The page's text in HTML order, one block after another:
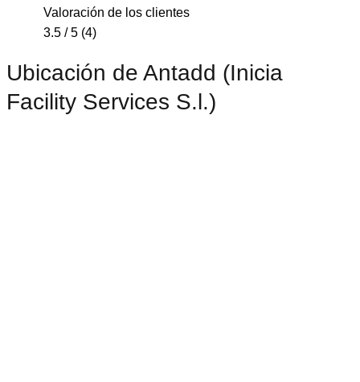
Valoración de los clientes
3.5 / 5 (4)
Ubicación de Antadd (Inicia
Facility Services S.l.)